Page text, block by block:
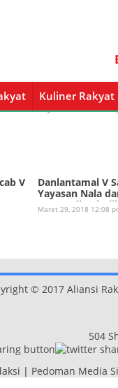
Kuliner Rakyat
Kuliner Rakyat Wisata
V
Danlantamal V
Yayasan Nala
TNI AL di Sukolilo
Maret 29, 2018 12:08
© 2017 Aliansi
504
| Pedoman Media